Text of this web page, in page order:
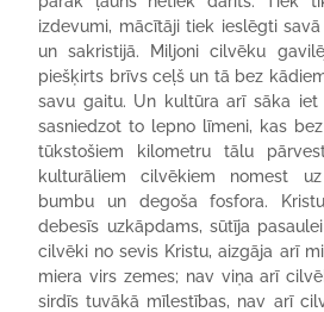
izdevumi, mācītāji tiek ieslēgti
un sakristijā. Miljoni cilvēku
piešķirts brīvs ceļš un tā bez
savu gaitu. Un kultūra arī sāka
sasniedzot to lepno līmeni, kas
tūkstošiem kilometru tālu
kulturāliem cilvēkiem nomest
bumbu un degoša fosfora.
debesīs uzkāpdams, sūtīja
cilvēki no sevis Kristu, aizgāja arī
miera virs zemes; nav viņa arī
sirdīs tuvākā mīlestības, nav arī